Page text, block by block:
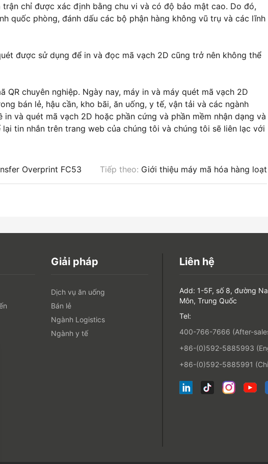
chỉ được xác định bằng chu vi và có độ bảo mật cao. Do đó,
quốc phòng, đánh dấu các bộ phận hàng không vũ trụ và các lĩnh
được sử dụng để in và đọc mã vạch 2D cũng trở nên không thể
QR chuyên nghiệp. Ngày nay, máy in và máy quét mã vạch 2D
bán lẻ, hậu cần, kho bãi, ăn uống, y tế, vận tải và các ngành
và quét mã vạch 2D hoặc phần cứng và phần mềm nhận dạng và
tin nhắn trên trang web của chúng tôi và chúng tôi sẽ liên lạc với
Overprint FC53 Tiếp theo: Giới thiệu máy mã hóa hàng loạt
Giải pháp
Dịch vụ ăn uống
Bán lẻ
Ngành Logistics
Ngành y tế
Liên hệ
Add: 1-5F, số 8, đường
Môn, Trung Quốc
Tel:
400-766-7666 (After-
+86-(0)592-5885993
+86-(0)592-5885991